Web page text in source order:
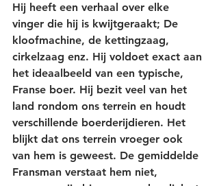
Hij heeft een verhaal over elke
vinger die hij is kwijtgeraakt; De
kloofmachine, de kettingzaag,
cirkelzaag enz. Hij voldoet exact aan
het ideaalbeeld van een typische,
Franse boer. Hij bezit veel van het
land rondom ons terrein en houdt
verschillende boerderijdieren. Het
blijkt dat ons terrein vroeger ook
van hem is geweest. De gemiddelde
Fransman verstaat hem niet,